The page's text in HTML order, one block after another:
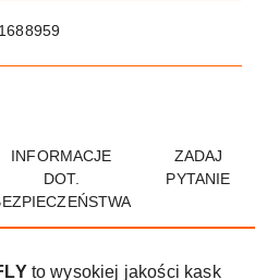
INFORMACJE
DOT.
ZADAJ
PYTANIE
to wysokiej jakości kask